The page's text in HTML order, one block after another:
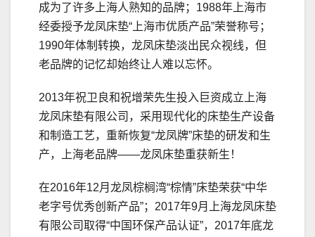
成为了许多上海人熟知的品牌；1988年上海市
经委授予龙凤床垫“上海市优质产品”荣誉称号；
1990年体制转换，龙凤床垫淡出民众视线，但
老品牌的记忆却始终让人难以忘怀。
2013年祝卫良和祝增荣先生投入巨资成立上海
龙凤床垫有限公司，采用现代化的床垫生产设备
和制造工艺，重新恢复“龙凤牌”床垫的研发和生
产，上海老品牌——龙凤床垫重获新生！
在2016年12月龙凤棕榈湾“棕情”床垫荣获“中华
老字号优秀创新产品”；2017年9月上海龙凤床垫
有限公司取得“中国环保产品认证”，2017年底龙